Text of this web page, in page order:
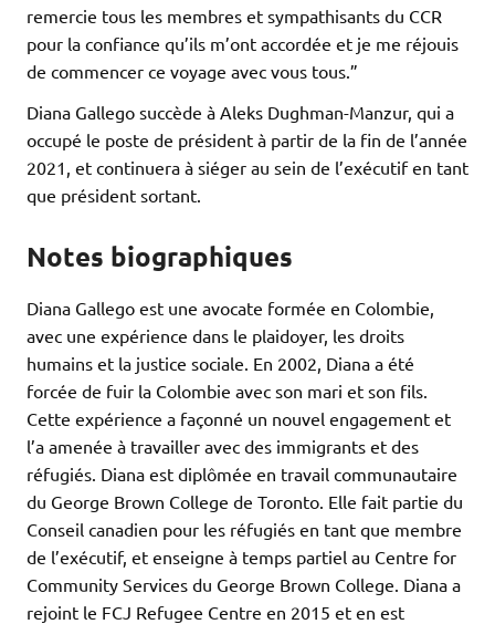
remercie tous les membres et sympathisants du CCR
pour la confiance qu’ils m’ont accordée et je me réjouis
de commencer ce voyage avec vous tous.”
Diana Gallego succède à Aleks Dughman-Manzur, qui a
occupé le poste de président à partir de la fin de l’année
2021, et continuera à siéger au sein de l’exécutif en tant
que président sortant.
Notes biographiques
Diana Gallego est une avocate formée en Colombie,
avec une expérience dans le plaidoyer, les droits
humains et la justice sociale. En 2002, Diana a été
forcée de fuir la Colombie avec son mari et son fils.
Cette expérience a façonné un nouvel engagement et
l’a amenée à travailler avec des immigrants et des
réfugiés. Diana est diplômée en travail communautaire
du George Brown College de Toronto. Elle fait partie du
Conseil canadien pour les réfugiés en tant que membre
de l’exécutif, et enseigne à temps partiel au Centre for
Community Services du George Brown College. Diana a
rejoint le FCJ Refugee Centre en 2015 et en est